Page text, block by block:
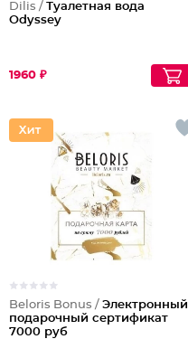
Dilis / Туалетная вода
Odyssey
1960 ₽
Beloris Bonus / Электронный
подарочный сертификат
7000 руб